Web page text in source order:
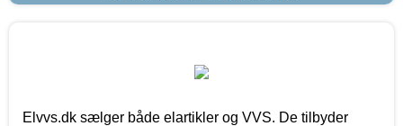
Elvvs.dk sælger både elartikler og VVS. De tilbyder